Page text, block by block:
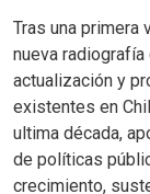
Tras una primera
nueva
actualización y
existentes en
ultima década,
de políticas
crecimiento,